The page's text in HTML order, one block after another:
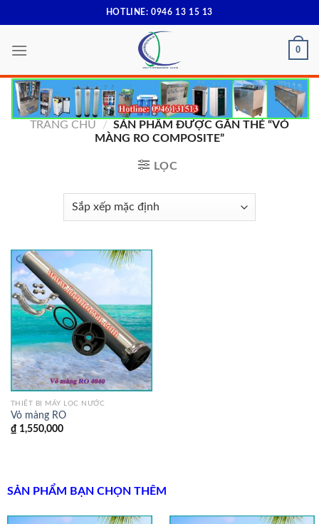
to
content
HOTLINE: 0946 13 15 13
0
TRANG CHỦ / SẢN PHẨM ĐƯỢC GẮN THẺ “VỎ
MÀNG RO COMPOSITE”
LỌC
THIẾT BỊ MÁY LỌC NƯỚC
Vỏ màng RO
₫ 1,550,000
SẢN PHẨM BẠN CHỌN THÊM